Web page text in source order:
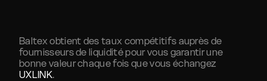
Baltex obtient des taux compétitifs auprès de
fournisseurs de liquidité pour vous garantir une
bonne valeur chaque fois que vous échangez
UXLINK.